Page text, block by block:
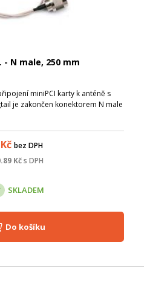
- N male, 250 mm
miniPCI karty k anténě s
je zakončen konektorem N male
bez DPH
Kč s DPH
SKLADEM
Do košíku